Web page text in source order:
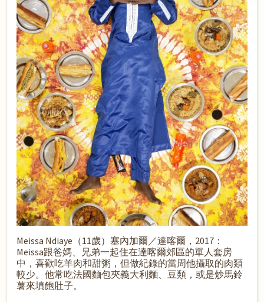
Meissa Ndiaye（11歲）塞內加爾／達喀爾，2017：
Meissa跟爸媽、兄弟一起住在達喀爾郊區的單人套房
中，喜歡吃羊肉和甜粥，但做紀錄的當周他攝取的肉類
較少。他常吃法國麵包夾義大利麵、豆類，或是炒馬鈴
薯來填飽肚子。